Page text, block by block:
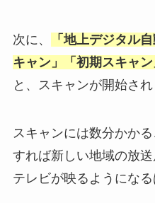
次に、
「地上デジタル
キャン」「初期スキャン
と、スキャンが開始され
スキャンには数分かか
すれば新しい地域の放送
テレビが映るようになる